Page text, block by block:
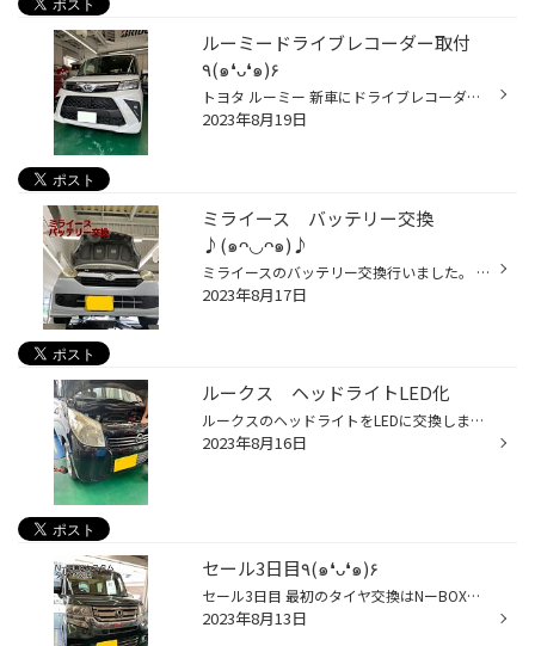
ルーミードライブレコーダー取付
٩(๑❛ᴗ❛๑)۶
トヨタ ルーミー 新車にドライブレコーダー前後取付ました٩(๑❛ᴗ❛๑)۶ セルスターのCSー72FH タイヤ館牧港で今、1番売れている商品です。 オススメポイントは タッチパネルで操作がしやすい。 電源がシガーソケットタイプではなく、裏どりタイプなので別途配線が必要ない。 日本製で3年の長期保証 定...
2023年8月19日
ミライース バッテリー交換
♪(๑ᴖ◡ᴖ๑)♪
ミライースのバッテリー交換行いました。 3年経過したバッテリーでテスターで点検すると要交換でした。 交換した商品はエナジーウィズのアイドリングストップ用 8月の20日まではキャンペーン中ですので、バッテリーもお買い求め安くなっていますよ♪(๑ᴖ◡ᴖ๑)♪
2023年8月17日
ルークス ヘッドライトLED化
ルークスのヘッドライトをLEDに交換します。 有名メーカーのPIAA 安心の3年保証です。 かなり明るくなりました。 これで、夜の運転も見やすくなりますね٩(๑❛ᴗ❛๑)۶ LEDのご相談もタイヤ館牧港までお任せ下さい★彡
2023年8月16日
セール3日目٩(๑❛ᴗ❛๑)۶
セール3日目 最初のタイヤ交換はNーBOXカスタムです。 タイヤが変形していました。 あぶないあぶない( ﾟдﾟ) セール対象商品デイトンDT30で交換頂きました。 沖縄の旧盆が来る前に点検お待ちしております٩(๑❛ᴗ❛๑)۶
2023年8月13日